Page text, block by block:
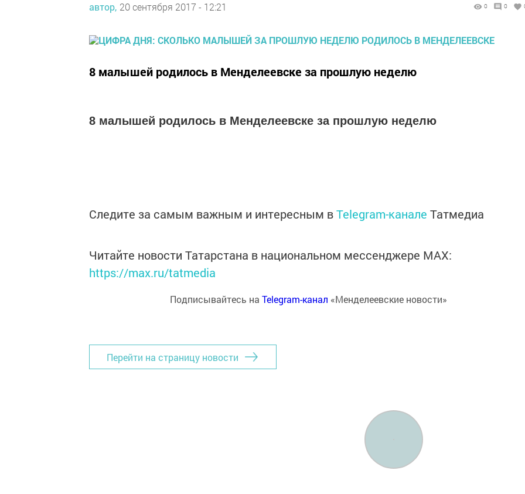
автор, 20 сентября 2017 - 12:21 0 0
8 малышей родилось в Менделеевске за прошлую неделю
8 малышей родилось в Менделеевске за прошлую неделю
Следите за самым важным и интересным вTelegram-канале Татмедиа
Читайте новости Татарстана в национальном мессенджере MАХ:
https://max.ru/tatmedia
Подписывайтесь на Telegram-канал «Менделеевские новости»
Перейти на страницу новости